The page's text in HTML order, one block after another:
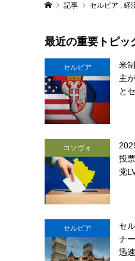
記事 セルビア 経
最近の重要トピッ
セルビア
米
主
と
コソヴォ
投
党
セルビア
セ
ナ
迅